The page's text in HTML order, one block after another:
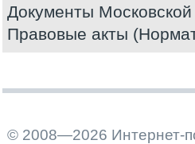
Документы
Правовые акты
© 2008—2026 Интернет-